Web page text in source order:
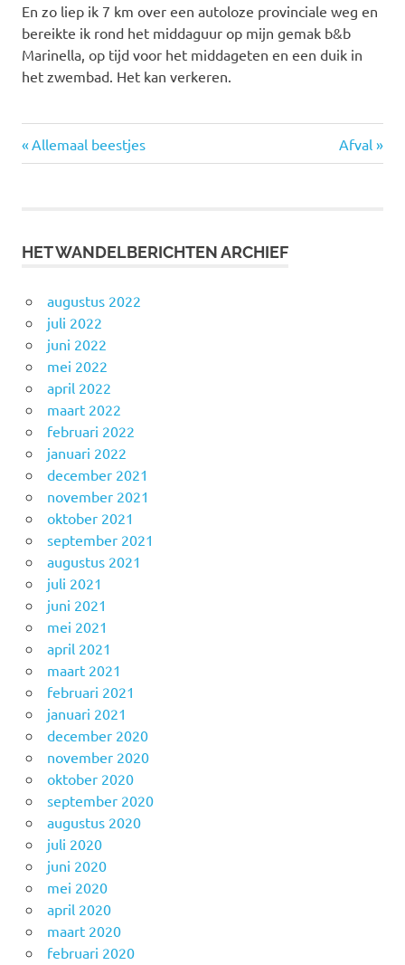
En zo liep ik 7 km over een autoloze provinciale weg en
bereikte ik rond het middaguur op mijn gemak b&b
Marinella, op tijd voor het middageten en een duik in
het zwembad. Het kan verkeren.
Bericht
Vorige
bericht:
Allemaal beestjes
Volgende
bericht:
Afval
HET WANDELBERICHTEN ARCHIEF
augustus 2022
juli 2022
juni 2022
mei 2022
april 2022
maart 2022
februari 2022
januari 2022
december 2021
november 2021
oktober 2021
september 2021
augustus 2021
juli 2021
juni 2021
mei 2021
april 2021
maart 2021
februari 2021
januari 2021
december 2020
november 2020
oktober 2020
september 2020
augustus 2020
juli 2020
juni 2020
mei 2020
april 2020
maart 2020
februari 2020